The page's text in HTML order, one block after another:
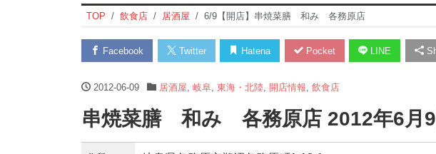
TOP 飲食店 居酒屋 6/9【開店】串焼菜膳 和み 各務原店
Facebook Twitter Hatena Pocket LINE
2012-06-09 居酒屋 岐阜, 東海・北陸, 開店情報 飲食店
串焼菜膳 和み 各務原店 2012年6月9